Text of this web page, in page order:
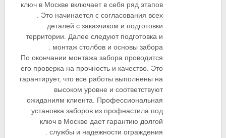
ключ в Москве включает в себя ряд этапов
. Это начинается с согласования всех
деталей с заказчиком и подготовки
территории. Далее следуют подготовка и
монтаж столбов и основы забора .
По окончании монтажа забора проводится
его проверка на прочность и качество. Это
гарантирует, что все работы выполнены на
высоком уровне и соответствуют
ожиданиям клиента. Профессиональная
установка заборов из профнастила под
ключ в Москве дает гарантию долгой
службы и надежности ограждения .